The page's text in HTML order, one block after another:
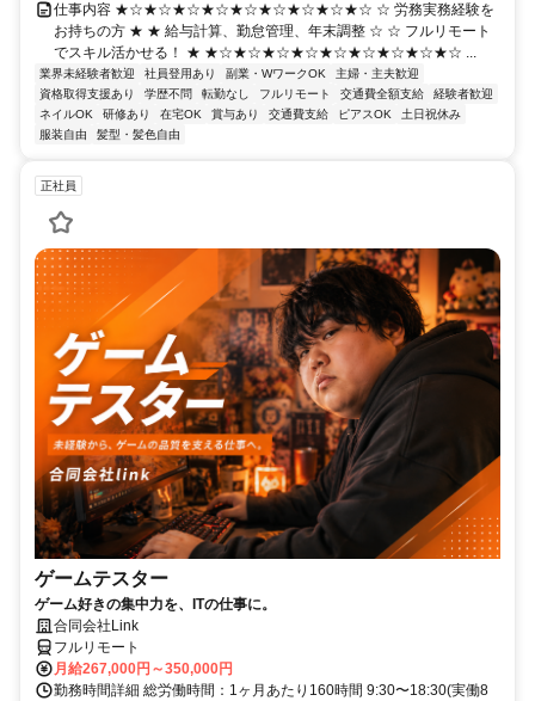
仕事内容 ★☆★☆★☆★☆★☆★☆★☆★☆★☆ ☆ 労務実務経験を
お持ちの方 ★ ★ 給与計算、勤怠管理、年末調整 ☆ ☆ フルリモート
でスキル活かせる！ ★ ★☆★☆★☆★☆★☆★☆★☆★☆★☆ ...
業界未経験者歓迎 社員登用あり 副業・WワークOK
主婦・主夫歓迎
資格取得支援あり
学歴不問 転勤なし フルリモート 交通費全額支給
経験者歓迎
ネイルOK
研修あり 在宅OK 賞与あり 交通費支給 ピアスOK
土日祝休み
服装自由
髪型・髪色自由
正社員
ゲームテスター
ゲーム好きの集中力を、ITの仕事に。
合同会社Link
フルリモート
月給267,000円～350,000円
勤務時間詳細 総労働時間：1ヶ月あたり160時間 9:30〜18:30(実働8